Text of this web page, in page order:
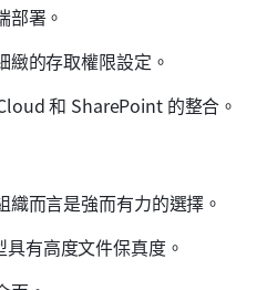
部署。
緻的存取權限設定。
和 SharePoint 的整合。
而言是強而有力的選擇。
有高度文件保真度。